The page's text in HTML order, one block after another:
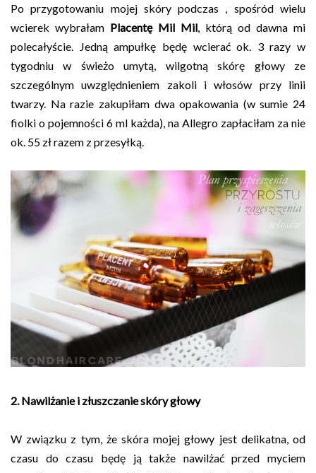
Po przygotowaniu mojej skóry podczas , spośród wielu
wcierek wybrałam Placentę Mil Mil , którą od dawna mi
polecałyście. Jedną ampułkę będę wcierać ok. 3 razy w
tygodniu w świeżo umytą, wilgotną skórę głowy ze
szczególnym uwzględnieniem zakoli i włosów przy linii
twarzy. Na razie zakupiłam dwa opakowania (w sumie 24
fiolki o pojemności 6 ml każda), na Allegro zapłaciłam za nie
ok. 55 zł razem z przesyłką.
2. Nawilżanie i złuszczanie skóry głowy
W związku z tym, że skóra mojej głowy jest delikatna, od
czasu do czasu będę ją także nawilżać przed myciem